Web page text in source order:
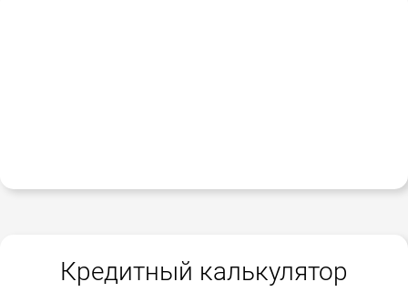
Кредитный калькулятор